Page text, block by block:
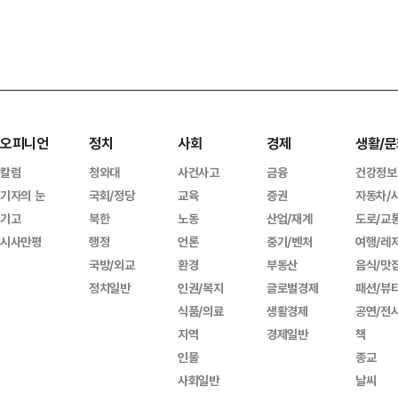
오피니언
칼럼
기자의 눈
기고
시사만평
정치
청와대
국회/정당
북한
행정
국방/외교
정치일반
사회
사건사고
교육
노동
언론
환경
인권/복지
식품/의료
지역
인물
사회일반
경제
금융
증권
산업/재계
중기/벤처
부동산
글로벌경제
생활경제
경제일반
생활/
건강정보
자동차/
도로/교
여행/레
음식/맛
패션/뷰
공연/전
책
종교
날씨